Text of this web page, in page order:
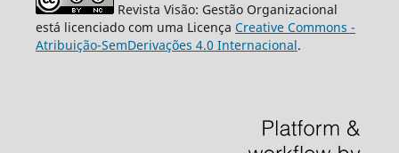
Revista Visão: Gestão Organizacional
está licenciado com uma Licença Creative Commons -
Atribuição-SemDerivações 4.0 Internacional.